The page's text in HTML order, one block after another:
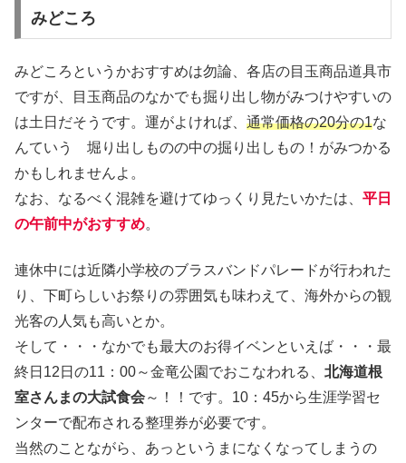
みどころ
みどころというかおすすめは勿論、各店の目玉商品道具市
ですが、目玉商品のなかでも掘り出し物がみつけやすいの
は土日だそうです。運がよければ、 通常価格の20分の1な
んていう 堀り出しものの中の掘り出しもの！がみつかる
かもしれませんよ。
なお、なるべく混雑を避けてゆっくり見たいかたは、 平日
の午前中がおすすめ。
連休中には近隣小学校のブラスバンドパレードが行われた
り、下町らしいお祭りの雰囲気も味わえて、海外からの観
光客の人気も高いとか。
そして・・・なかでも最大のお得イベンといえば・・・最
終日12日の11：00～金竜公園でおこなわれる、 北海道根
室さんまの大試食会～！！です。10：45から生涯学習セ
ンターで配布される整理券が必要です。
当然のことながら、あっというまになくなってしまうの